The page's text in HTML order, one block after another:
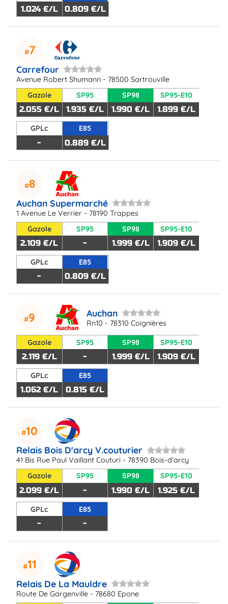
1.024 €/L 0.809 €/L
7
Carrefour
Avenue Robert Shumann - 78500 Sartrouville
Gazole
2.055 €/L
SP95
1.935 €/L
SP98
1.990 €/L
SP95-E10
1.899 €/L
GPLc
-
E85
0.889 €/L
8
Auchan Supermarché
1 Avenue Le Verrier - 78190 Trappes
Gazole
2.109 €/L
SP95
-
SP98
1.999 €/L
SP95-E10
1.909 €/L
GPLc
-
E85
0.809 €/L
9 Auchan
Rn10 - 78310 Coignières
Gazole
2.119 €/L
SP95
-
SP98
1.999 €/L
SP95-E10
1.909 €/L
GPLc
1.062 €/L
E85
0.815 €/L
10
Relais Bois D'arcy V.couturier
41 Bis Rue Paul Vaillant Couturi - 78390 Bois-d'arcy
Gazole
2.099 €/L
SP95
-
SP98
1.990 €/L
SP95-E10
1.925 €/L
GPLc
-
E85
-
11
Relais De La Mauldre
Route De Gargenville - 78680 Epone